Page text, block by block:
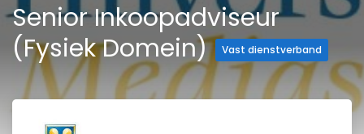
Senior Inkoopadviseur
(Fysiek Domein) Vast dienstverband